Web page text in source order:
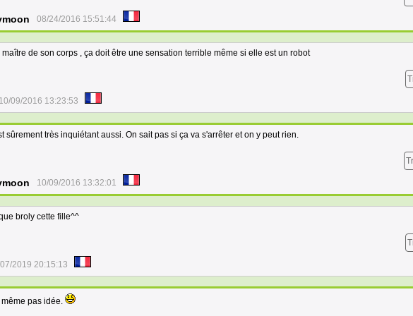
08/24/2016 15:51:44
maître de son corps , ça doit être une sensation terrible même si elle est un robot
10/09/2016 13:23:53
sûrement très inquiétant aussi. On sait pas si ça va s'arrêter et on y peut rien.
10/09/2016 13:32:01
broly cette fille^^
2019 20:15:13
pas idée.